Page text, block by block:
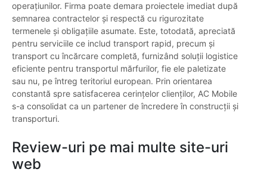
operațiunilor. Firma poate demara proiectele imediat după
semnarea contractelor și respectă cu rigurozitate
termenele și obligațiile asumate. Este, totodată, apreciată
pentru serviciile ce includ transport rapid, precum și
transport cu încărcare completă, furnizând soluții logistice
eficiente pentru transportul mărfurilor, fie ele paletizate
sau nu, pe întreg teritoriul european. Prin orientarea
constantă spre satisfacerea cerințelor clienților, AC Mobile
s-a consolidat ca un partener de încredere în construcții și
transporturi.
Review-uri pe mai multe site-uri
web